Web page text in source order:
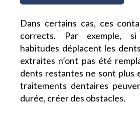
Dans certains cas, ces
corrects. Par exemple, si
habitudes déplacent les
extraites n’ont pas été
dents restantes ne sont plus
traitements dentaires
durée, créer des obstacles.